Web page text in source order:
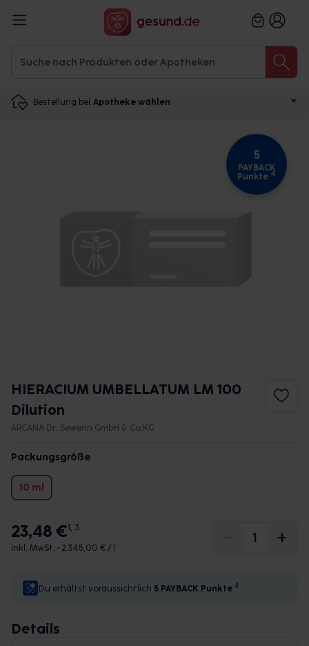
Bestellung bei Apotheke wählen
5
PAYBACK
Punkte 4
HIERACIUM UMBELLATUM LM 100
Dilution
ARCANA Dr. Sewerin GmbH & Co.KG
Packungsgröße
10 ml
23,48 €1, 3
inkl. MwSt. • 2.348,00 € / l
Du erhältst voraussichtlich 5 PAYBACK Punkte 4
Details